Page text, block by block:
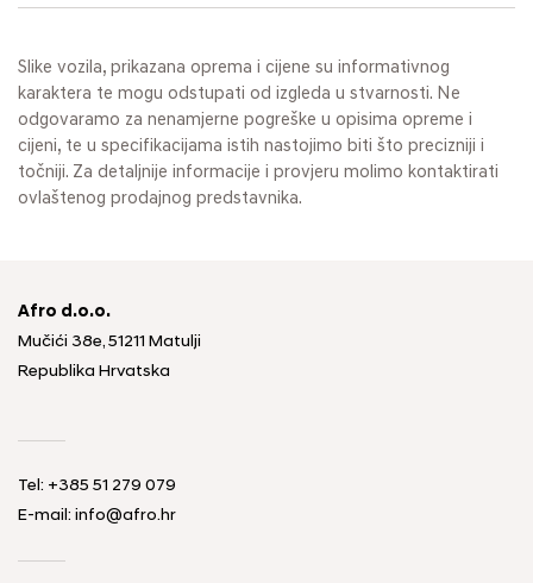
Slike vozila, prikazana oprema i cijene su informativnog
karaktera te mogu odstupati od izgleda u stvarnosti. Ne
odgovaramo za nenamjerne pogreške u opisima opreme i
cijeni, te u specifikacijama istih nastojimo biti što precizniji i
točniji. Za detaljnije informacije i provjeru molimo kontaktirati
ovlaštenog prodajnog predstavnika.
Afro d.o.o.
Mučići 38e, 51211 Matulji
Republika Hrvatska
Tel: +385 51 279 079
E-mail: info@afro.hr